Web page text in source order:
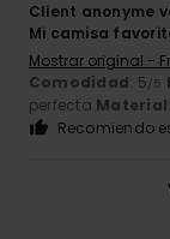
Client anonyme
Mi camisa
Mostrar original -
Comodidad: 5/5
perfecta Material
Recomiendo